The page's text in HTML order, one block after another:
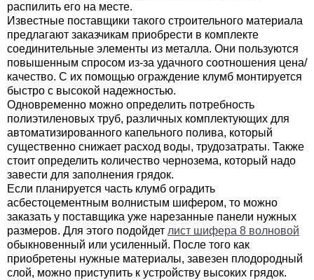
распилить его на месте.
Известные поставщики такого строительного материала
предлагают заказчикам приобрести в комплекте
соединительные элементы из металла. Они пользуются
повышенным спросом из-за удачного соотношения цена/
качество. С их помощью ограждение клумб монтируется
быстро с высокой надежностью.
Одновременно можно определить потребность
полиэтиленовых труб, различных комплектующих для
автоматизированного капельного полива, который
существенно снижает расход воды, трудозатраты. Также
стоит определить количество чернозема, который надо
завести для заполнения грядок.
Если планируется часть клумб оградить
асбестоцементным волнистым шифером, то можно
заказать у поставщика уже нарезанные панели нужных
размеров. Для этого подойдет лист шифера 8 волновой
обыкновенный или усиленный. После того как
приобретены нужные материалы, завезен плодородный
слой, можно приступить к устройству высоких грядок.